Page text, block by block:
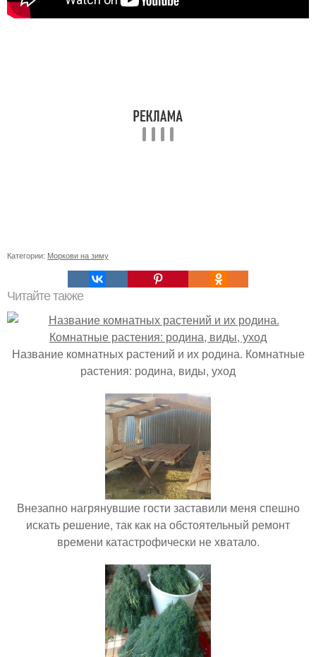
Категории: Моркови на зиму
Читайте также
Название комнатных растений и их родина. Комнатные
растения: родина, виды, уход
Внезапно нагрянувшие гости заставили меня спешно
искать решение, так как на обстоятельный ремонт
времени катастрофически не хватало.